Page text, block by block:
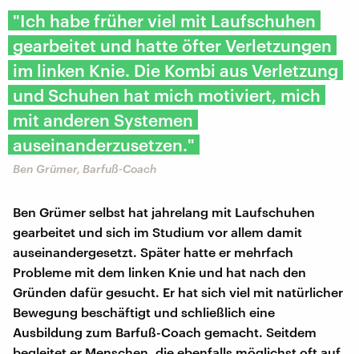
"Ich habe früher viel mit Laufschuhen
gearbeitet und hatte öfter Verletzungen
im linken Knie. Die Kombi aus Verletzung
und Schuhen hat mich motiviert, mich
mit anderen Systemen
auseinanderzusetzen."
Ben Grümer, Barfuß-Coach
Ben Grümer selbst hat jahrelang mit Laufschuhen
gearbeitet und sich im Studium vor allem damit
auseinandergesetzt. Später hatte er mehrfach
Probleme mit dem linken Knie und hat nach den
Gründen dafür gesucht. Er hat sich viel mit natürlicher
Bewegung beschäftigt und schließlich eine
Ausbildung zum Barfuß-Coach gemacht. Seitdem